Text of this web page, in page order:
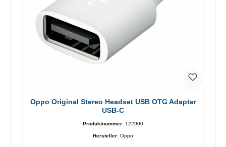
Oppo Original Stereo Headset USB OTG Adapter
USB-C
Produktnummer: 122900
Hersteller: Oppo